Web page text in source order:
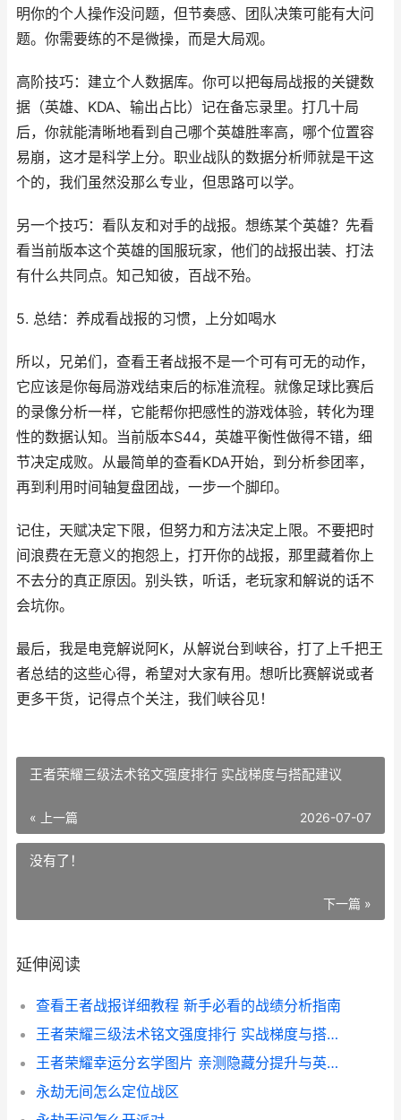
明你的个人操作没问题，但节奏感、团队决策可能有大问
题。你需要练的不是微操，而是大局观。
高阶技巧：建立个人数据库。你可以把每局战报的关键数
据（英雄、KDA、输出占比）记在备忘录里。打几十局
后，你就能清晰地看到自己哪个英雄胜率高，哪个位置容
易崩，这才是科学上分。职业战队的数据分析师就是干这
个的，我们虽然没那么专业，但思路可以学。
另一个技巧：看队友和对手的战报。想练某个英雄？先看
看当前版本这个英雄的国服玩家，他们的战报出装、打法
有什么共同点。知己知彼，百战不殆。
5. 总结：养成看战报的习惯，上分如喝水
所以，兄弟们，查看王者战报不是一个可有可无的动作，
它应该是你每局游戏结束后的标准流程。就像足球比赛后
的录像分析一样，它能帮你把感性的游戏体验，转化为理
性的数据认知。当前版本S44，英雄平衡性做得不错，细
节决定成败。从最简单的查看KDA开始，到分析参团率，
再到利用时间轴复盘团战，一步一个脚印。
记住，天赋决定下限，但努力和方法决定上限。不要把时
间浪费在无意义的抱怨上，打开你的战报，那里藏着你上
不去分的真正原因。别头铁，听话，老玩家和解说的话不
会坑你。
最后，我是电竞解说阿K，从解说台到峡谷，打了上千把王
者总结的这些心得，希望对大家有用。想听比赛解说或者
更多干货，记得点个关注，我们峡谷见！
王者荣耀三级法术铭文强度排行 实战梯度与搭配建议
« 上一篇 2026-07-07
没有了！
下一篇 »
延伸阅读
查看王者战报详细教程 新手必看的战绩分析指南
王者荣耀三级法术铭文强度排行 实战梯度与搭配建议
王者荣耀幸运分玄学图片 亲测隐藏分提升与英雄选择攻略
永劫无间怎么定位战区